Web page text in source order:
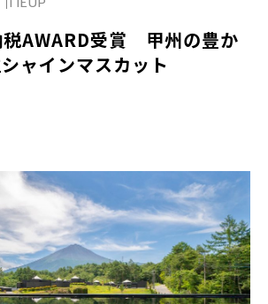
AWARD受賞 甲州の豊か
ャインマスカット